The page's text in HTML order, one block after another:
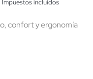
Impuestos incluidos
confort y ergonomía